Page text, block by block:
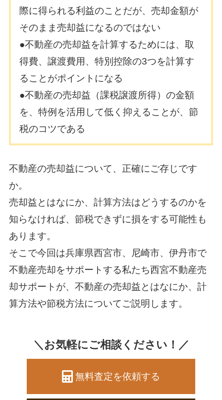
際に得られる利益のことだが、売却金額が
そのまま売却益になるのではない
●不動産の売却益を計算するためには、取
得費、譲渡費用、特別控除の3つを計算す
ることがポイントになる
●不動産の売却益（課税譲渡所得）の金額
を、特例を活用して低く抑えることが、節
税のコツである
不動産の売却益について、正確にご存じです
か。
売却益とはなにか、計算方法はどうするのかを
知らなければ、節税できずに損をする可能性も
あります。
そこで今回は兵庫県西宮市、尼崎市、伊丹市で
不動産売却をサポートする私たち西宮不動産売
却サポートが、不動産の売却益とはなにか、計
算方法や節税方法についてご説明します。
＼お気軽にご相談ください！／
無料査定を依頼する